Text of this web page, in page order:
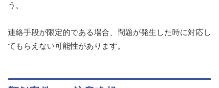
う。
連絡手段が限定的である場合、問題が発生した時に対応し
てもらえない可能性があります。